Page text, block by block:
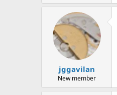
jggavilan
New member